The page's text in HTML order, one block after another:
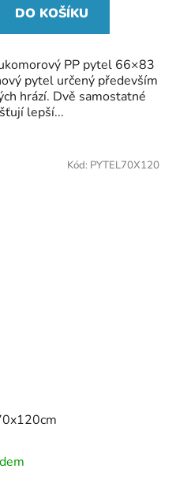
DO KOŠÍKU
PP pytel 66×83
pytel určený především
hrází. Dvě samostatné
lepší...
Kód: PYTEL70X120